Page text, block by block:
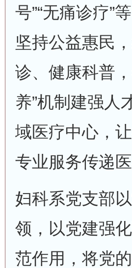
号”“无痛诊疗”
坚持公益惠民
诊、健康科普
养”机制建强人
域医疗中心，
专业服务传递医
妇科系党支部
领，以党建强
范作用，将党